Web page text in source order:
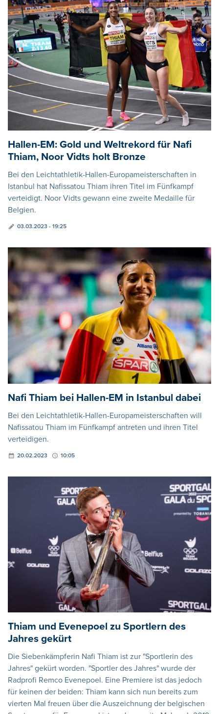
Hallen-EM: Gold und Weltrekord für Nafi
Thiam, Noor Vidts holt Bronze
Bei den Leichtathletik-Hallen-Europameisterschaften in
Istanbul hat Nafissatou Thiam ihren Titel im Fünfkampf
verteidigt. Noor Vidts gewann eine zweite Medaille für
Belgien.
03.03.2023 - 19:25
Nafi Thiam bei Hallen-EM in Istanbul dabei
Bei den Leichtathletik-Hallen-Europameisterschaften will
Nafissatou Thiam im Fünfkampf antreten und ihren Titel
verteidigen.
20.02.2023 10:05
Thiam und Evenepoel zu Sportlern des
Jahres gekürt
Die Siebenkämpferin Nafi Thiam ist zur "Sportlerin des
Jahres" gekürt worden. "Sportler des Jahres" wurde der
Radprofi Remco Evenepoel. Eine Premiere ist das jedoch
für keinen der beiden: Thiam kann sich nun bereits zum
vierten Mal freuen über die Auszeichnung der belgischen